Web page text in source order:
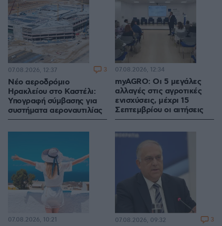
Νέο αεροδρόμιο
Ηρακλείου στο Καστέλι:
Υπογραφή σύμβασης για
συστήματα αεροναυτιλίας
07.08.2026, 12:37 3
myAGRO: Οι 5 μεγάλες
αλλαγές στις αγροτικές
ενισχύσεις, μέχρι 15
Σεπτεμβρίου οι αιτήσεις
07.08.2026, 12:34
07.08.2026, 10:21 07.08.2026, 09:32 3